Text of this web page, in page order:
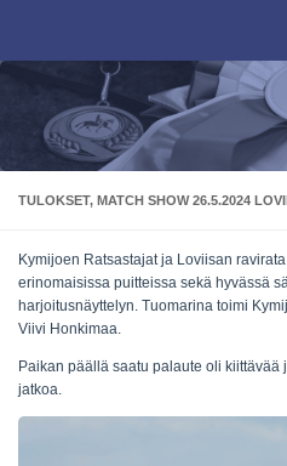
TULOKSET, MATCH SHOW 26.5.2024
Kymijoen Ratsastajat ja Loviisan
erinomaisissa puitteissa sekä hyvässä
harjoitusnäyttelyn. Tuomarina toimi
Viivi Honkimaa.
Paikan päällä saatu palaute oli kiittävää
jatkoa.